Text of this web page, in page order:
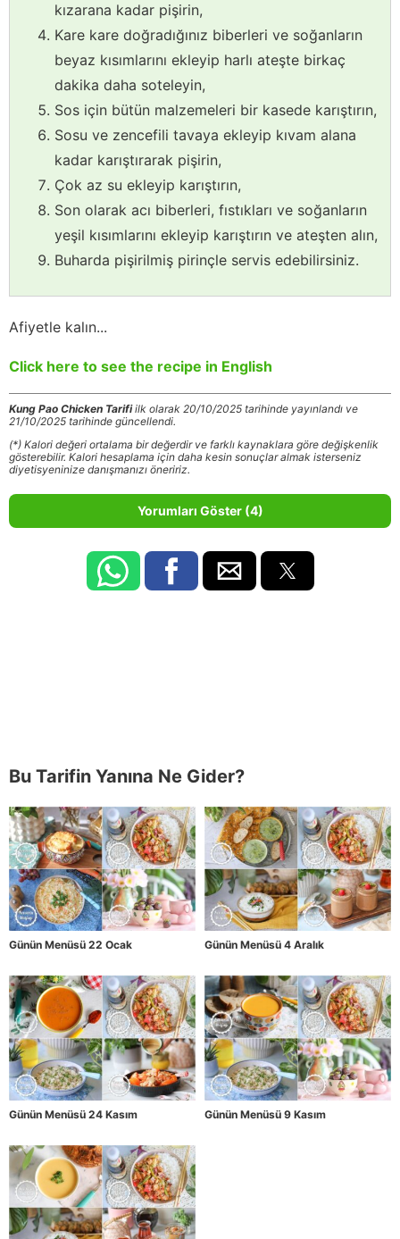
kızarana kadar pişirin,
Kare kare doğradığınız biberleri ve soğanların
beyaz kısımlarını ekleyip harlı ateşte birkaç
dakika daha soteleyin,
Sos için bütün malzemeleri bir kasede karıştırın,
Sosu ve zencefili tavaya ekleyip kıvam alana
kadar karıştırarak pişirin,
Çok az su ekleyip karıştırın,
Son olarak acı biberleri, fıstıkları ve soğanların
yeşil kısımlarını ekleyip karıştırın ve ateşten alın,
Buharda pişirilmiş pirinçle servis edebilirsiniz.
Afiyetle kalın...
Click here to see the recipe in English
Kung Pao Chicken Tarifiilk olarak 20/10/2025 tarihinde yayınlandı ve
21/10/2025 tarihinde güncellendi.
(*) Kalori değeri ortalama bir değerdir ve farklı kaynaklara göre değişkenlik
gösterebilir. Kalori hesaplama için daha kesin sonuçlar almak isterseniz
diyetisyeninize danışmanızı öneririz.
Yorumları Göster (4)
Bu Tarifin Yanına Ne Gider?
Günün Menüsü 22 Ocak Günün Menüsü 4 Aralık
Günün Menüsü 24 Kasım Günün Menüsü 9 Kasım